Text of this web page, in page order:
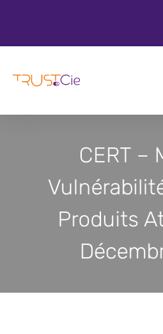
CERT –
Produits